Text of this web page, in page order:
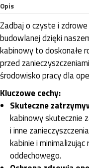
Opis
Zadbaj o czyste i
budowlanej dzięki
kabinowy to doskonałe
przed
środowisko pracy dla
Kluczowe cechy:
Skuteczne
kabinowy skutecznie
i inne
kabinie i minimalizując
oddechowego.